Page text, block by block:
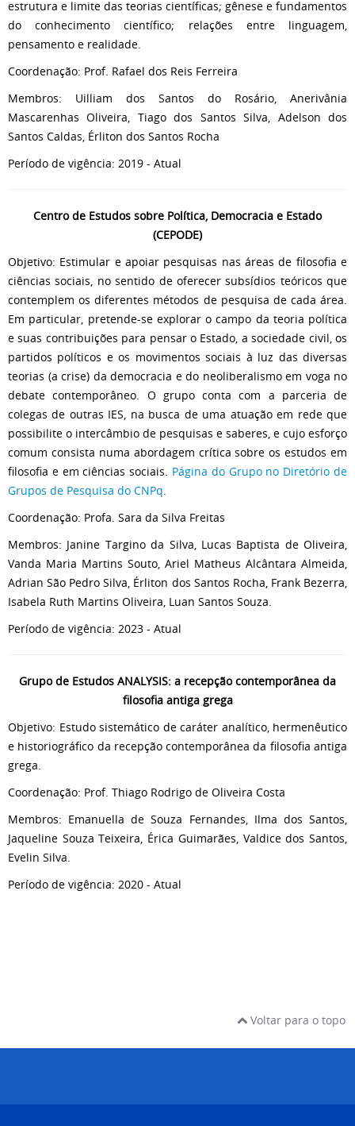
estrutura e limite das teorias científicas; gênese e fundamentos
do conhecimento científico; relações entre linguagem,
pensamento e realidade.
Coordenação: Prof. Rafael dos Reis Ferreira
Membros: Uilliam dos Santos do Rosário, Anerivânia
Mascarenhas Oliveira, Tiago dos Santos Silva, Adelson dos
Santos Caldas, Érliton dos Santos Rocha
Período de vigência: 2019 - Atual
Centro de Estudos sobre Política, Democracia e Estado
(CEPODE)
Objetivo: Estimular e apoiar pesquisas nas áreas de filosofia e
ciências sociais, no sentido de oferecer subsídios teóricos que
contemplem os diferentes métodos de pesquisa de cada área.
Em particular, pretende-se explorar o campo da teoria política
e suas contribuições para pensar o Estado, a sociedade civil, os
partidos políticos e os movimentos sociais à luz das diversas
teorias (a crise) da democracia e do neoliberalismo em voga no
debate contemporâneo. O grupo conta com a parceria de
colegas de outras IES, na busca de uma atuação em rede que
possibilite o intercâmbio de pesquisas e saberes, e cujo esforço
comum consista numa abordagem crítica sobre os estudos em
filosofia e em ciências sociais. Página do Grupo no Diretório de
Grupos de Pesquisa do CNPq.
Coordenação: Profa. Sara da Silva Freitas
Membros: Janine Targino da Silva, Lucas Baptista de Oliveira,
Vanda Maria Martins Souto, Ariel Matheus Alcântara Almeida,
Adrian São Pedro Silva, Érliton dos Santos Rocha, Frank Bezerra,
Isabela Ruth Martins Oliveira, Luan Santos Souza.
Período de vigência: 2023 - Atual
Grupo de Estudos ANALYSIS: a recepção contemporânea da
filosofia antiga grega
Objetivo: Estudo sistemático de caráter analítico, hermenêutico
e historiográfico da recepção contemporânea da filosofia antiga
grega.
Coordenação: Prof. Thiago Rodrigo de Oliveira Costa
Membros: Emanuella de Souza Fernandes, Ilma dos Santos,
Jaqueline Souza Teixeira, Érica Guimarães, Valdice dos Santos,
Evelin Silva.
Período de vigência: 2020 - Atual
Voltar para o topo